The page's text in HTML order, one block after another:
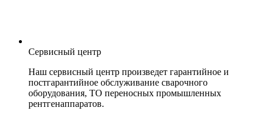
Сервисный центр
Наш сервисный центр произведет гарантийное и
постгарантийное обслуживание сварочного
оборудования, ТО переносных промышленных
рентгенаппаратов.